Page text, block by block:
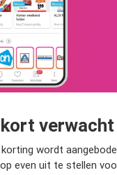
verwacht
wordt
even uit te stellen